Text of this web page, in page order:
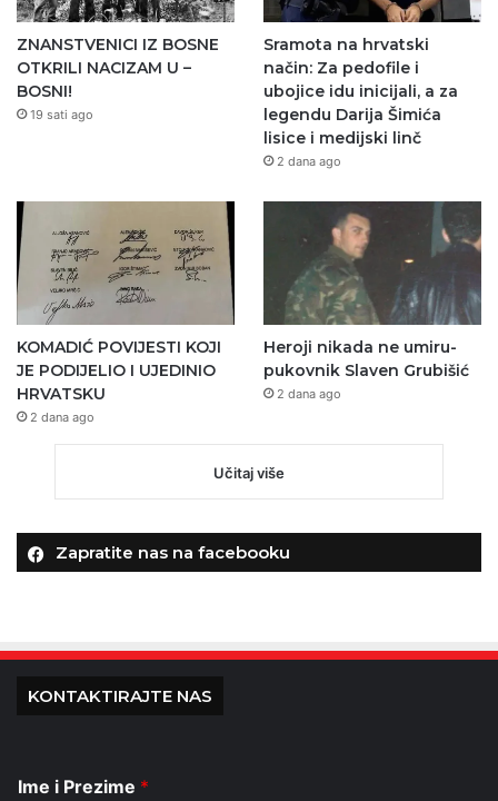
ZNANSTVENICI IZ BOSNE
OTKRILI NACIZAM U –
BOSNI!
19 sati ago
Sramota na hrvatski
način: Za pedofile i
ubojice idu inicijali, a za
legendu Darija Šimića
lisice i medijski linč
2 dana ago
KOMADIĆ POVIJESTI KOJI
JE PODIJELIO I UJEDINIO
HRVATSKU
2 dana ago
Heroji nikada ne umiru-
pukovnik Slaven Grubišić
2 dana ago
Učitaj više
Zapratite nas na facebooku
KONTAKTIRAJTE NAS
Ime i Prezime *